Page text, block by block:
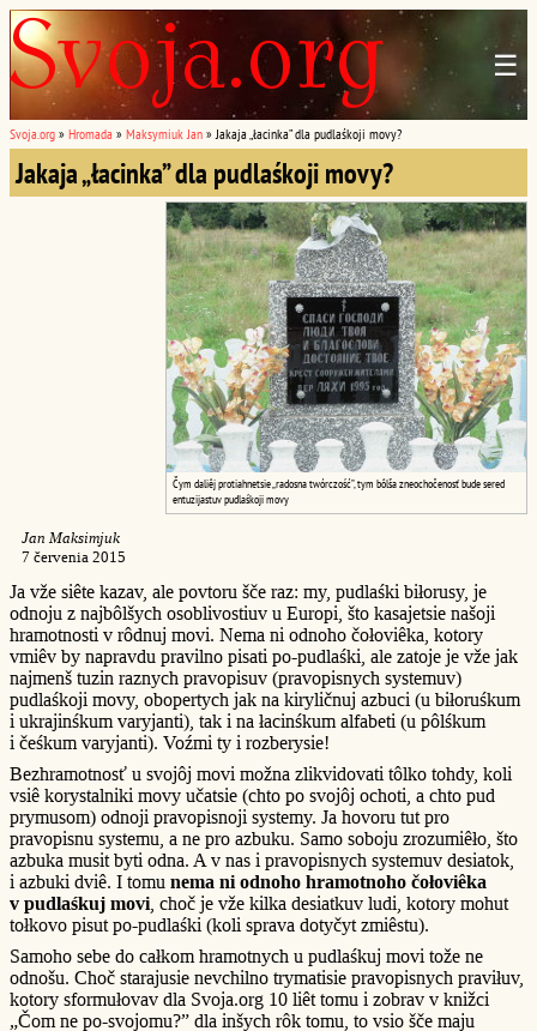
☰
Svoja.org » Hromada » Maksymiuk Jan » Jakaja „łacinka” dla pudlaśkoji movy?
Jakaja „łacinka” dla pudlaśkoji movy?
Čym daliêj protiahnetsie „radosna twórczość”, tym bôlša zneochočenosť bude sered
entuzijastuv pudlaśkoji movy
Jan Maksimjuk
7 červenia 2015
Ja vže siête kazav, ale povtoru šče raz: my, pudlaśki biłorusy, je
odnoju z najbôlšych osoblivostiuv u Europi, što kasajetsie našoji
hramotnosti v rôdnuj movi. Nema ni odnoho čołoviêka, kotory
vmiêv by napravdu pravilno pisati po-pudlaśki, ale zatoje je vže jak
najmenš tuzin raznych pravopisuv (pravopisnych systemuv)
pudlaśkoji movy, obopertych jak na kiryličnuj azbuci (u biłoruśkum
i ukrajinśkum varyjanti), tak i na łacinśkum alfabeti (u pôlśkum
i čeśkum varyjanti). Voźmi ty i rozberysie!
Bezhramotnosť u svojôj movi možna zlikvidovati tôlko tohdy, koli
vsiê korystalniki movy učatsie (chto po svojôj ochoti, a chto pud
prymusom) odnoji pravopisnoji systemy. Ja hovoru tut pro
pravopisnu systemu, a ne pro azbuku. Samo soboju zrozumiêło, što
azbuka musit byti odna. A v nas i pravopisnych systemuv desiatok,
i azbuki dviê. I tomu nema ni odnoho hramotnoho čołoviêka
v pudlaśkuj movi , choč je vže kilka desiatkuv ludi, kotory mohut
tołkovo pisut po-pudlaśki (koli sprava dotyčyt zmiêstu).
Samoho sebe do całkom hramotnych u pudlaśkuj movi tože ne
odnošu. Choč starajusie nevchilno trymatisie pravopisnych praviłuv,
kotory sformułovav dla Svoja.org 10 liêt tomu i zobrav v knižci
„Čom ne po-svojomu?” dla inšych rôk tomu, to vsio šče maju